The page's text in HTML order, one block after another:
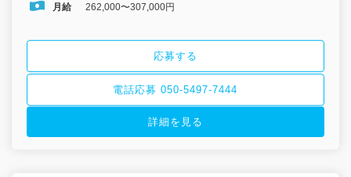
月給 262,000〜307,000円
応募する
電話応募 050-5497-7444
詳細を見る